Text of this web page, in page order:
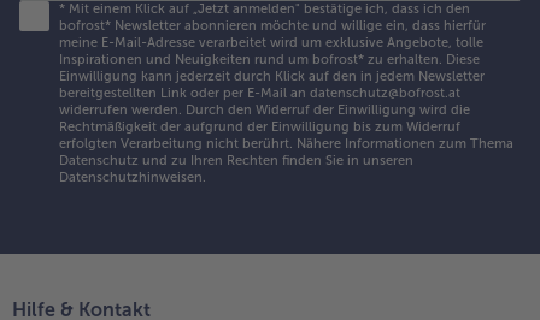
* Mit einem Klick auf „Jetzt anmelden" bestätige ich, dass ich den
bofrost* Newsletter abonnieren möchte und willige ein, dass hierfür
meine E-Mail-Adresse verarbeitet wird um exklusive Angebote, tolle
Inspirationen und Neuigkeiten rund um bofrost* zu erhalten. Diese
Einwilligung kann jederzeit durch Klick auf den in jedem Newsletter
bereitgestellten Link oder per E-Mail an datenschutz@bofrost.at
widerrufen werden. Durch den Widerruf der Einwilligung wird die
Rechtmäßigkeit der aufgrund der Einwilligung bis zum Widerruf
erfolgten Verarbeitung nicht berührt. Nähere Informationen zum Thema
Datenschutz und zu Ihren Rechten finden Sie in unseren
Datenschutzhinweisen.
Hilfe & Kontakt